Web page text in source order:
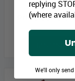
Rouge
Prix Bloomex:
MAGASINEZ
replying
(where
We'll only